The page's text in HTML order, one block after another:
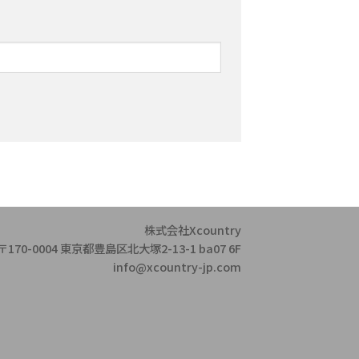
株式会社Xcountry
170-0004 東京都豊島区北大塚2-13-1 ba07 6F
info@xcountry-jp.com